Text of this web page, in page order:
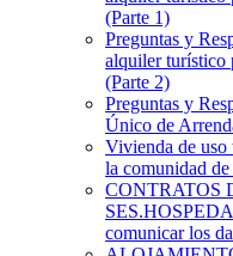
(Parte 1)
Preguntas y
alquiler turístico
(Parte 2)
Preguntas y
Único de
Vivienda de uso
la comunidad
CONTRATOS
comunicar los